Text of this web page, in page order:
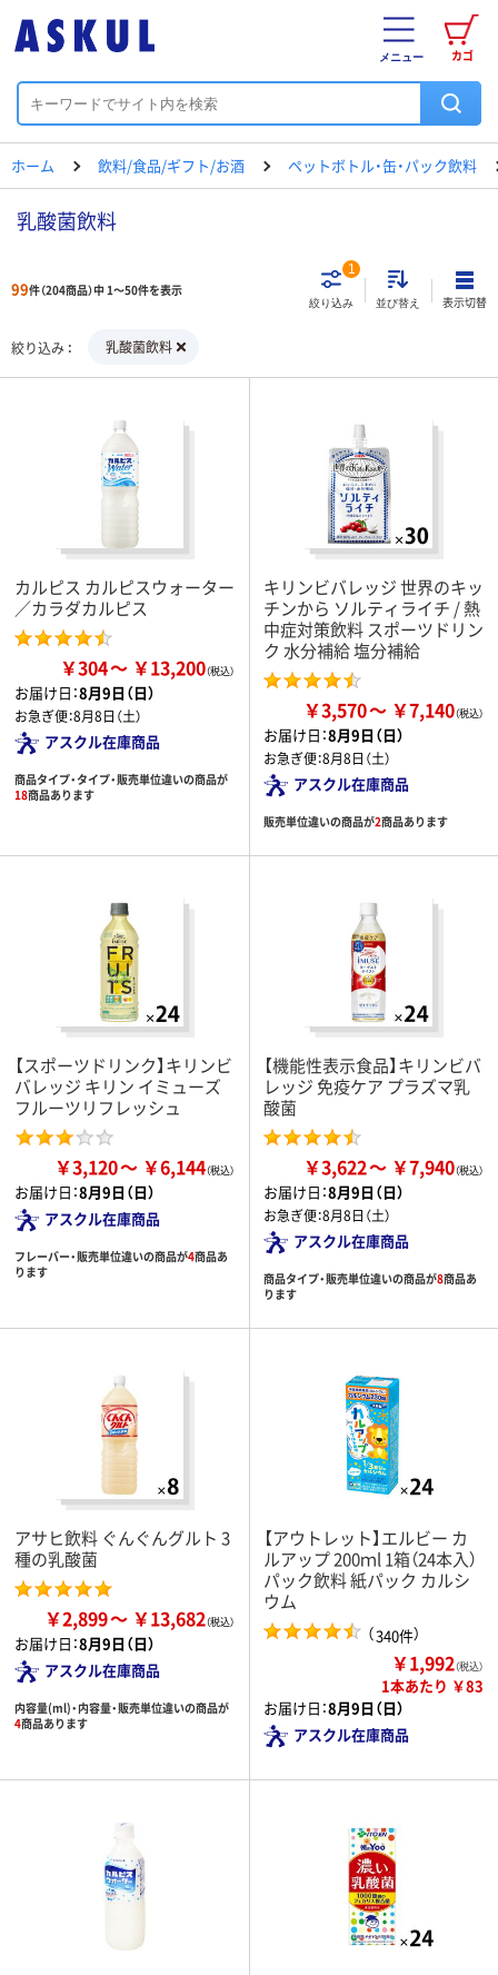
カゴ
メニュー
ホーム 飲料/食品/ギフト/お酒 ペットボトル・缶・パック飲料
乳酸菌飲料
99件（204商品）中 1～50件を表示
絞り込み
1
並び替え 表示切替
絞り込み 乳酸菌飲料
カルピス カルピスウォーター
／カラダカルピス
￥304 ￥13,200
お届け日：8月9日（日）
お急ぎ便：8月8日（土）
アスクル在庫商品
商品タイプ・タイプ・販売単位違いの商品が
18商品あります
キリンビバレッジ 世界のキッ
チンから ソルティライチ / 熱
中症対策飲料 スポーツドリン
ク 水分補給 塩分補給
￥3,570 ￥7,140
お届け日：8月9日（日）
お急ぎ便：8月8日（土）
アスクル在庫商品
販売単位違いの商品が2商品あります
【スポーツドリンク】キリンビ
バレッジ キリン イミューズ
フルーツリフレッシュ
￥3,120 ￥6,144
お届け日：8月9日（日）
アスクル在庫商品
フレーバー・販売単位違いの商品が4商品あ
ります
【機能性表示食品】キリンビバ
レッジ 免疫ケア プラズマ乳
酸菌
￥3,622 ￥7,940
お届け日：8月9日（日）
お急ぎ便：8月8日（土）
アスクル在庫商品
商品タイプ・販売単位違いの商品が8商品あ
ります
アサヒ飲料 ぐんぐんグルト 3
種の乳酸菌
￥2,899 ￥13,682
お届け日：8月9日（日）
アスクル在庫商品
内容量(ml)・内容量・販売単位違いの商品が
4商品あります
【アウトレット】エルビー カ
ルアップ 200ｍl 1箱（24本入）
パック飲料 紙パック カルシ
ウム
（340件）
￥1,992（税込）
1本あたり ￥83
お届け日：8月9日（日）
アスクル在庫商品